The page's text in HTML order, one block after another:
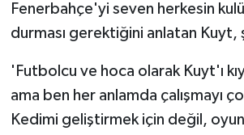
Fenerbahçe'yi seven herkesin
durması gerektiğini anlatan Kuyt,
'Futbolcu ve hoca olarak Kuyt'ı
ama ben her anlamda çalışmayı
Kedimi geliştirmek için değil,